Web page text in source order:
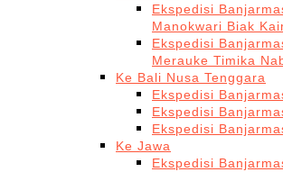
Ekspedisi
Manokwari Biak
Ekspedisi
Merauke Timika
Ke Bali Nusa Tenggara
Ekspedisi
Ekspedisi
Ekspedisi
Ke Jawa
Ekspedisi